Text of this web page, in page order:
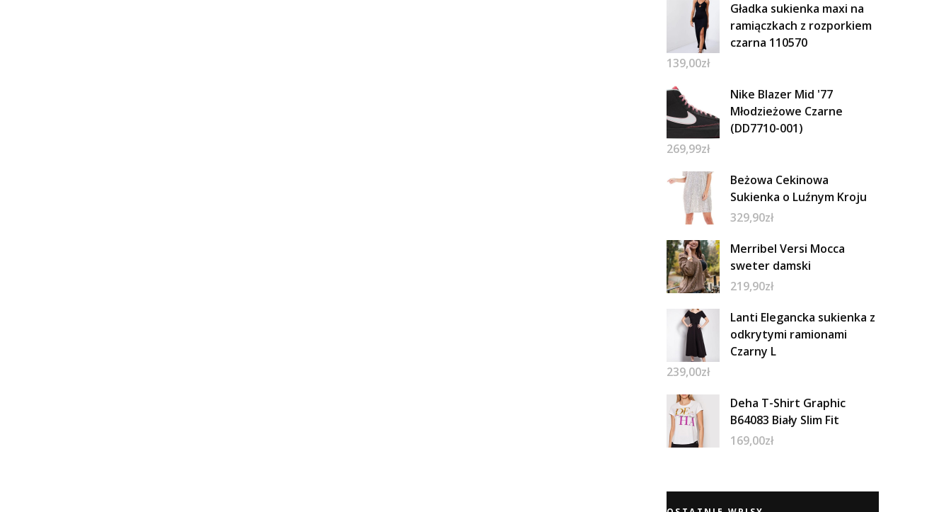
Gładka sukienka maxi na
ramiączkach z rozporkiem
czarna 110570
139,00zł
Nike Blazer Mid '77
Młodzieżowe Czarne
(DD7710-001)
269,99zł
Beżowa Cekinowa
Sukienka o Luźnym Kroju
329,90zł
Merribel Versi Mocca
sweter damski
219,90zł
Lanti Elegancka sukienka z
odkrytymi ramionami
Czarny L
239,00zł
Deha T-Shirt Graphic
B64083 Biały Slim Fit
169,00zł